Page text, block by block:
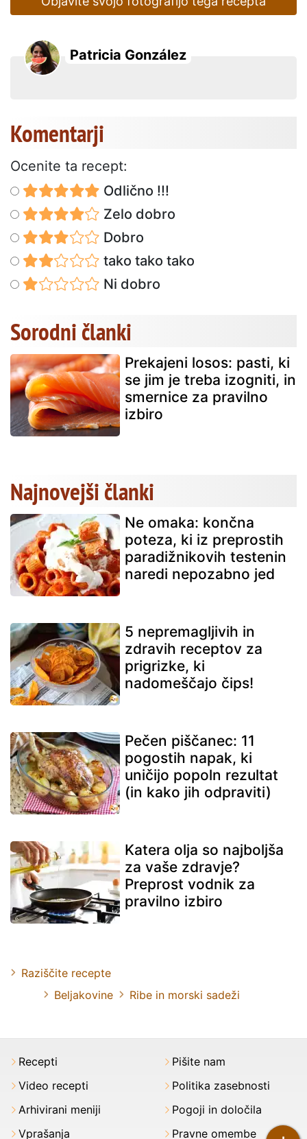
Patricia González
Komentarji
Ocenite ta recept:
Odlično !!!
Zelo dobro
Dobro
tako tako tako
Ni dobro
Sorodni članki
Prekajeni losos: pasti, ki
se jim je treba izogniti, in
smernice za pravilno
izbiro
Najnovejši članki
Ne omaka: končna
poteza, ki iz preprostih
paradižnikovih testenin
naredi nepozabno jed
5 nepremagljivih in
zdravih receptov za
prigrizke, ki
nadomeščajo čips!
Pečen piščanec: 11
pogostih napak, ki
uničijo popoln rezultat
(in kako jih odpraviti)
Katera olja so najboljša
za vaše zdravje?
Preprost vodnik za
pravilno izbiro
Raziščite recepte
Beljakovine
Ribe in morski sadeži
Recepti
Video recepti
Arhivirani meniji
Vprašanja
Pišite nam
Politika zasebnosti
Pogoji in določila
Pravne omembe